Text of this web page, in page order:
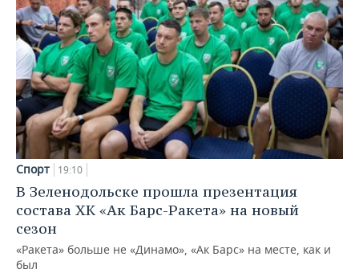
Спорт 19:10
В Зеленодольске прошла презентация
состава ХК «Ак Барс-Ракета» на новый
сезон
«Ракета» больше не «Динамо», «Ак Барс» на месте, как и
был